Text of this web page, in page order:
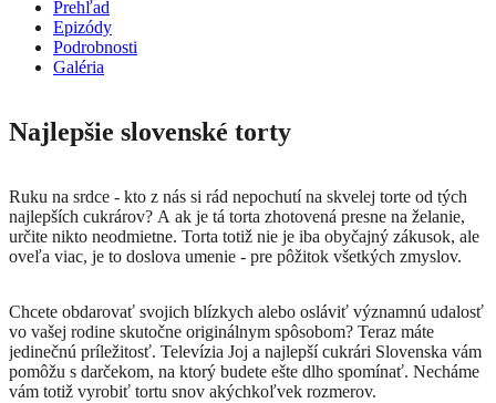
Prehľad
Epizódy
Podrobnosti
Galéria
Najlepšie slovenské torty
Ruku na srdce - kto z nás si rád nepochutí na skvelej torte od tých
najlepších cukrárov? A ak je tá torta zhotovená presne na želanie,
určite nikto neodmietne. Torta totiž nie je iba obyčajný zákusok, ale
oveľa viac, je to doslova umenie - pre pôžitok všetkých zmyslov.
Chcete obdarovať svojich blízkych alebo osláviť významnú udalosť
vo vašej rodine skutočne originálnym spôsobom? Teraz máte
jedinečnú príležitosť. Televízia Joj a najlepší cukrári Slovenska vám
pomôžu s darčekom, na ktorý budete ešte dlho spomínať. Necháme
vám totiž vyrobiť tortu snov akýchkoľvek rozmerov.